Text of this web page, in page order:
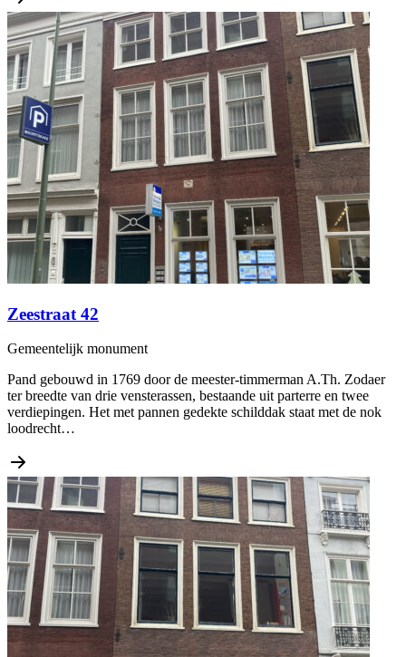
Zeestraat 42
Gemeentelijk monument
Pand gebouwd in 1769 door de meester-timmerman A.Th. Zodaer
ter breedte van drie vensterassen, bestaande uit parterre en twee
verdiepingen. Het met pannen gedekte schilddak staat met de nok
loodrecht…